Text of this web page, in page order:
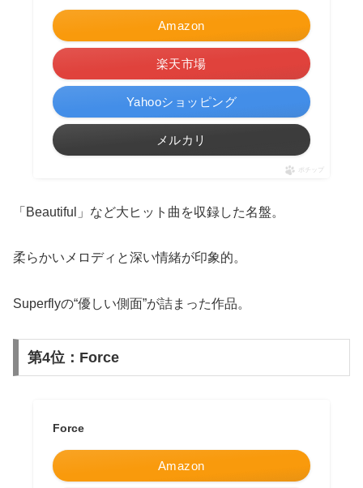
Amazon
楽天市場
Yahooショッピング
メルカリ
ポチップ
「Beautiful」など大ヒット曲を収録した名盤。
柔らかいメロディと深い情緒が印象的。
Superflyの“優しい側面”が詰まった作品。
第4位：Force
Force
Amazon